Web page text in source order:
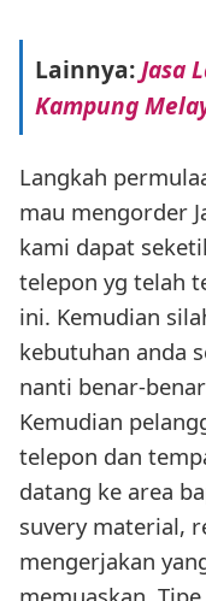
Lainnya:Jasa
Kampung
Langkah
mau mengorder
kami dapat
telepon yg telah
ini. Kemudian
kebutuhan anda
nanti benar-
Kemudian
telepon dan
datang ke area
suvery material,
mengerjakan